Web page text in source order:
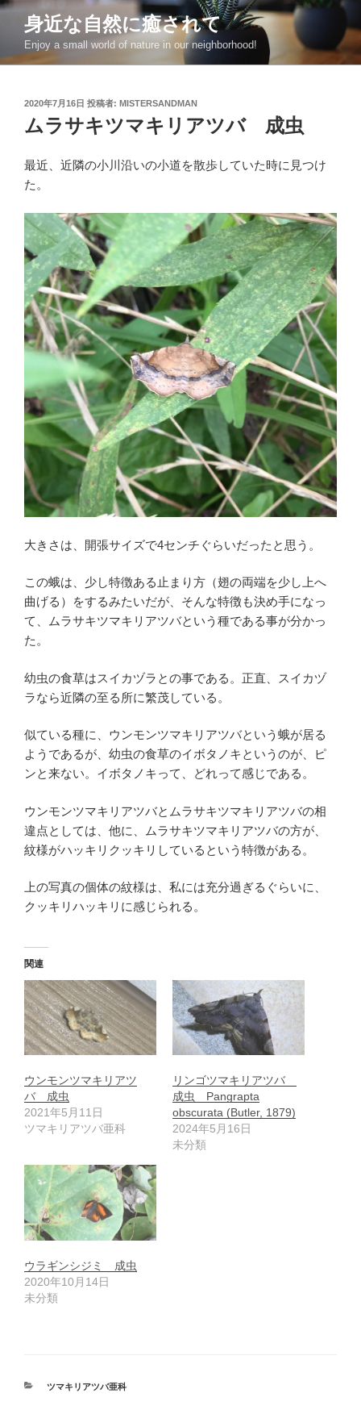
コ
ン
身近な自然に癒されて
Enjoy a small world of nature in our neighborhood!
投
日:
2020年7月16日 投稿者: MISTERSANDMAN
ムラサキツマキリアツバ 成虫
最近、近隣の小川沿いの小道を散歩していた時に見つけ
た。
大きさは、開張サイズで4センチぐらいだったと思う。
この蛾は、少し特徴ある止まり方（翅の両端を少し上へ
曲げる）をするみたいだが、そんな特徴も決め手になっ
て、ムラサキツマキリアツバという種である事が分かっ
た。
幼虫の食草はスイカヅラとの事である。正直、スイカヅ
ラなら近隣の至る所に繁茂している。
似ている種に、ウンモンツマキリアツバという蛾が居る
ようであるが、幼虫の食草のイボタノキというのが、ピ
ンと来ない。イボタノキって、どれって感じである。
ウンモンツマキリアツバとムラサキツマキリアツバの相
違点としては、他に、ムラサキツマキリアツバの方が、
紋様がハッキリクッキリしているという特徴がある。
上の写真の個体の紋様は、私には充分過ぎるぐらいに、
クッキリハッキリに感じられる。
関連
ウンモンツマキリアツ
バ 成虫
2021年5月11日
ツマキリアツバ亜科
リンゴツマキリアツバ
成虫 Pangrapta
obscurata (Butler, 1879)
2024年5月16日
未分類
ウラギンシジミ 成虫
2020年10月14日
未分類
カ
ツマキリアツバ亜科